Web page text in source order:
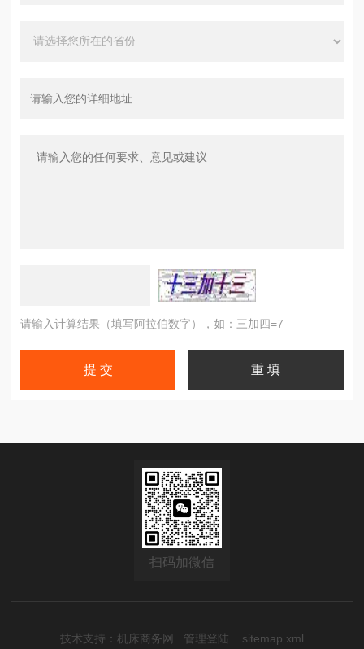
请输入计算结果（填写阿拉伯数字），如：三加四=7
扫码加微信
技术支持： 机床商务网 管理登陆 sitemap.xml